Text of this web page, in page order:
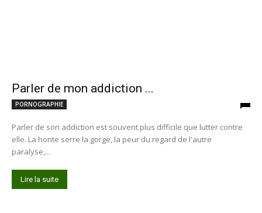
Parler de mon addiction ...
PORNOGRAPHIE
Parler de son addiction est souvent plus difficile que lutter contre
elle. La honte serre la gorge, la peur du regard de l'autre
paralyse,...
Lire la suite